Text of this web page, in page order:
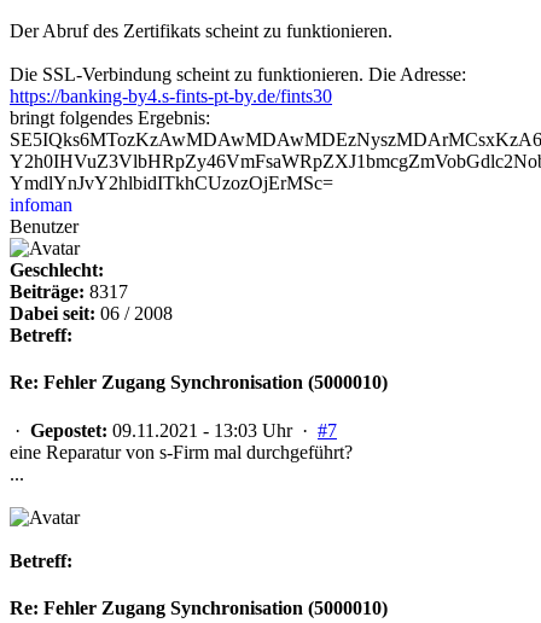
Der Abruf des Zertifikats scheint zu funktionieren.
Die SSL-Verbindung scheint zu funktionieren. Die Adresse:
https://banking-by4.s-fints-pt-by.de/fints30
bringt folgendes Ergebnis:
YmdlYnJvY2hlbidITkhCUzozOjErMSc=
infoman
Benutzer
Geschlecht:
Beiträge: 8317
Dabei seit: 06 / 2008
Betreff:
Re: Fehler Zugang Synchronisation (5000010)
· Gepostet: 09.11.2021 - 13:03 Uhr · #7
eine Reparatur von s-Firm mal durchgeführt?
...
Betreff:
Re: Fehler Zugang Synchronisation (5000010)